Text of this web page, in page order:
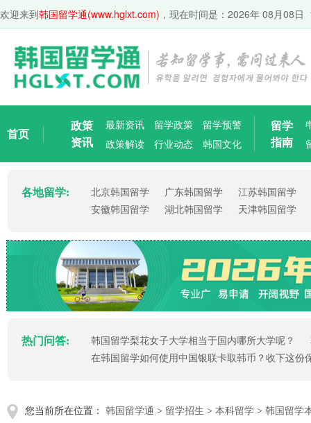
欢迎来到韩国留学通(www.hglxt.com) ，现在时间是： 2026年 08月08日
首页
政策
资讯
最新资讯 留学政策
留学预警
政策解读
行业动态 韩国文化
留学
指南
各地留学: 北京韩国留学 广东韩国留学
江苏韩国留学
安徽韩国留学
湖北韩国留学 天津韩国留学
热门问答: 韩国留学梨花女子大学相当于国内哪所大学呢？
在韩国留学如何使用中国银联卡取韩币？收下这份
您当前所在位置： 韩国留学通 > 留学招生 > 本科留学 > 韩国留学